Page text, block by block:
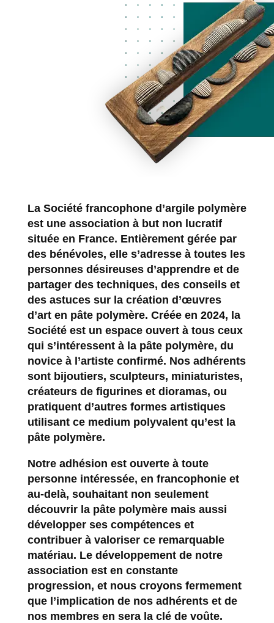
La Société francophone d’argile polymère
est une association à but non lucratif
située en France. Entièrement gérée par
des bénévoles, elle s’adresse à toutes les
personnes désireuses d’apprendre et de
partager des techniques, des conseils et
des astuces sur la création d’œuvres
d’art en pâte polymère. Créée en 2024, la
Société est un espace ouvert à tous ceux
qui s’intéressent à la pâte polymère, du
novice à l’artiste confirmé. Nos adhérents
sont bijoutiers, sculpteurs, miniaturistes,
créateurs de figurines et dioramas, ou
pratiquent d’autres formes artistiques
utilisant ce medium polyvalent qu’est la
pâte polymère.
Notre adhésion est ouverte à toute
personne intéressée, en francophonie et
au-delà, souhaitant non seulement
découvrir la pâte polymère mais aussi
développer ses compétences et
contribuer à valoriser ce remarquable
matériau. Le développement de notre
association est en constante
progression, et nous croyons fermement
que l’implication de nos adhérents et de
nos membres en sera la clé de voûte.